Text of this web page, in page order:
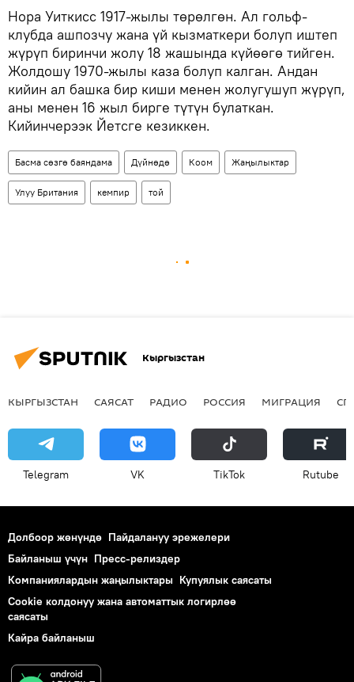
Нора Уиткисс 1917-жылы төрөлгөн. Ал гольф-
клубда ашпозчу жана үй кызматкери болуп иштеп
жүрүп биринчи жолу 18 жашында күйөөгө тийген.
Жолдошу 1970-жылы каза болуп калган. Андан
кийин ал башка бир киши менен жолугушуп жүрүп,
аны менен 16 жыл бирге түтүн булаткан.
Кийинчерээк Йетсге кезиккен.
Басма сөзгө баяндама Дүйнөдө Коом Жаңылыктар
Улуу Британия кемпир той
Кыргызстан
КЫРГЫЗСТАН САЯСАТ РАДИО РОССИЯ МИГРАЦИЯ
Telegram VK ТikТоk Rutube
Долбоор жөнүндө Пайдалануу эрежелери
Байланыш үчүн Пресс-релиздер
Компаниялардын жаңылыктары Купуялык саясаты
Cookie колдонуу жана автоматтык логирлөө
саясаты
Кайра байланыш